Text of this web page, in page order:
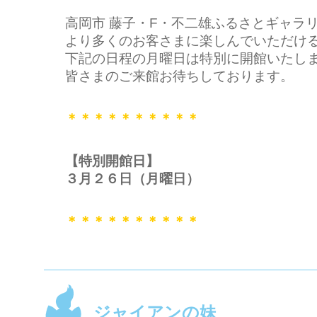
高岡市 藤子・F・不二雄ふるさとギャラリ
より多くのお客さまに楽しんでいただけ
下記の日程の月曜日は特別に開館いたしま
皆さまのご来館お待ちしております。
＊＊＊＊＊＊＊＊＊＊
【特別開館日】
３月２６日（月曜日）
＊＊＊＊＊＊＊＊＊＊
ジャイアンの妹